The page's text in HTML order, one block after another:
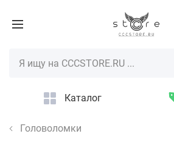
Каталог
Головоломки